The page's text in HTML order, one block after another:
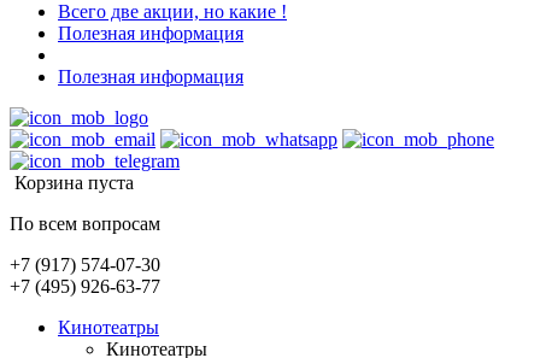
Всего две акции, но какие !
Полезная информация
Полезная информация
Корзина пуста
По всем вопросам
+7 (917) 574-07-30
+7 (495) 926-63-77
Кинотеатры
Кинотеатры